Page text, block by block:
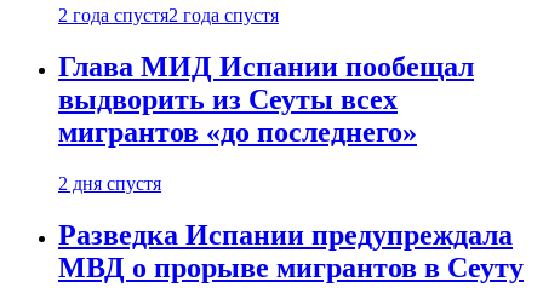
2 года спустя2 года спустя
Глава МИД Испании пообещал
выдворить из Сеуты всех
мигрантов «до последнего»
2 дня спустя
Разведка Испании предупреждала
МВД о прорыве мигрантов в Сеуту